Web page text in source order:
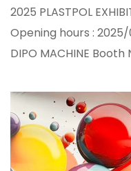
2025 PLASTPOL
Opening hours :
DIPO MACHINE